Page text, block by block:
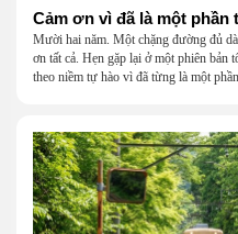
Cảm ơn vì đã là một phần
Mười hai năm. Một chặng đường đủ
ơn tất cả. Hẹn gặp lại ở một phiên bản
theo niềm tự hào vì đã từng là một